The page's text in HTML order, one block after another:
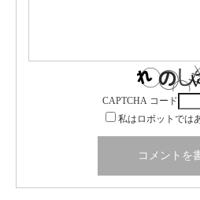
CAPTCHA コード
私はロボットでは